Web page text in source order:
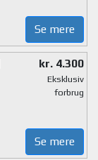
Se mere
kr. 4.300
Eksklusiv
forbrug
Se mere